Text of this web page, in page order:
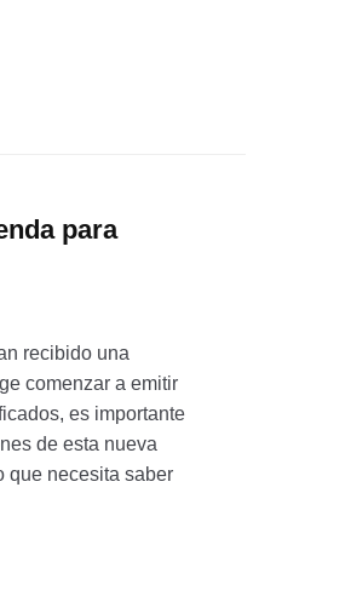
para
recibido una
comenzar a emitir
es importante
de esta nueva
que necesita saber